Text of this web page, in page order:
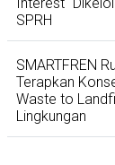
Interest"
SPRH
SMARTFREN
Terapkan
Waste to
Lingkungan